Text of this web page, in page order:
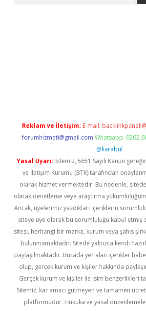
Reklam ve İletişim: E-mail:
forumhizmeti@gmail.com Whatsapp: 0262
@karabul
Yasal Uyarı: Sitemiz, 5651 Sayılı Kanun
ve İletişim Kurumu (BTK) tarafından
olarak hizmet vermektedir. Bu nedenle,
olarak denetleme veya araştırma
Ancak, üyelerimiz yazdıkları içeriklerin
siteye üye olarak bu sorumluluğu kabul etmiş
sitesi, herhangi bir marka, kurum veya şahıs
bulunmamaktadır. Sitede yalnızca kendi
paylaşılmaktadır. Burada yer alan içerikler
olup, gerçek kurum ve kişiler hakkında
Gerçek kurum ve kişiler ile isim benzerlikleri
Sitemiz, kar amacı gütmeyen ve tamamen
platformudur. Hukuka ve yasal